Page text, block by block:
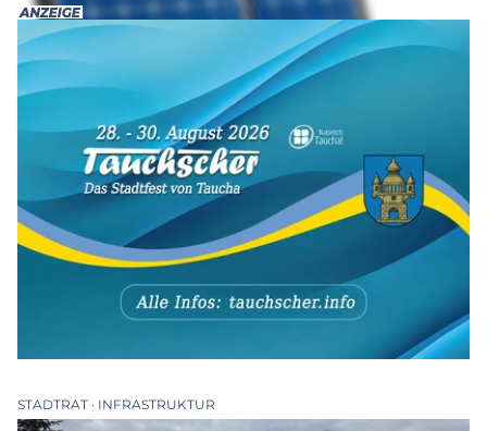
STADTRAT INFRASTRUKTUR